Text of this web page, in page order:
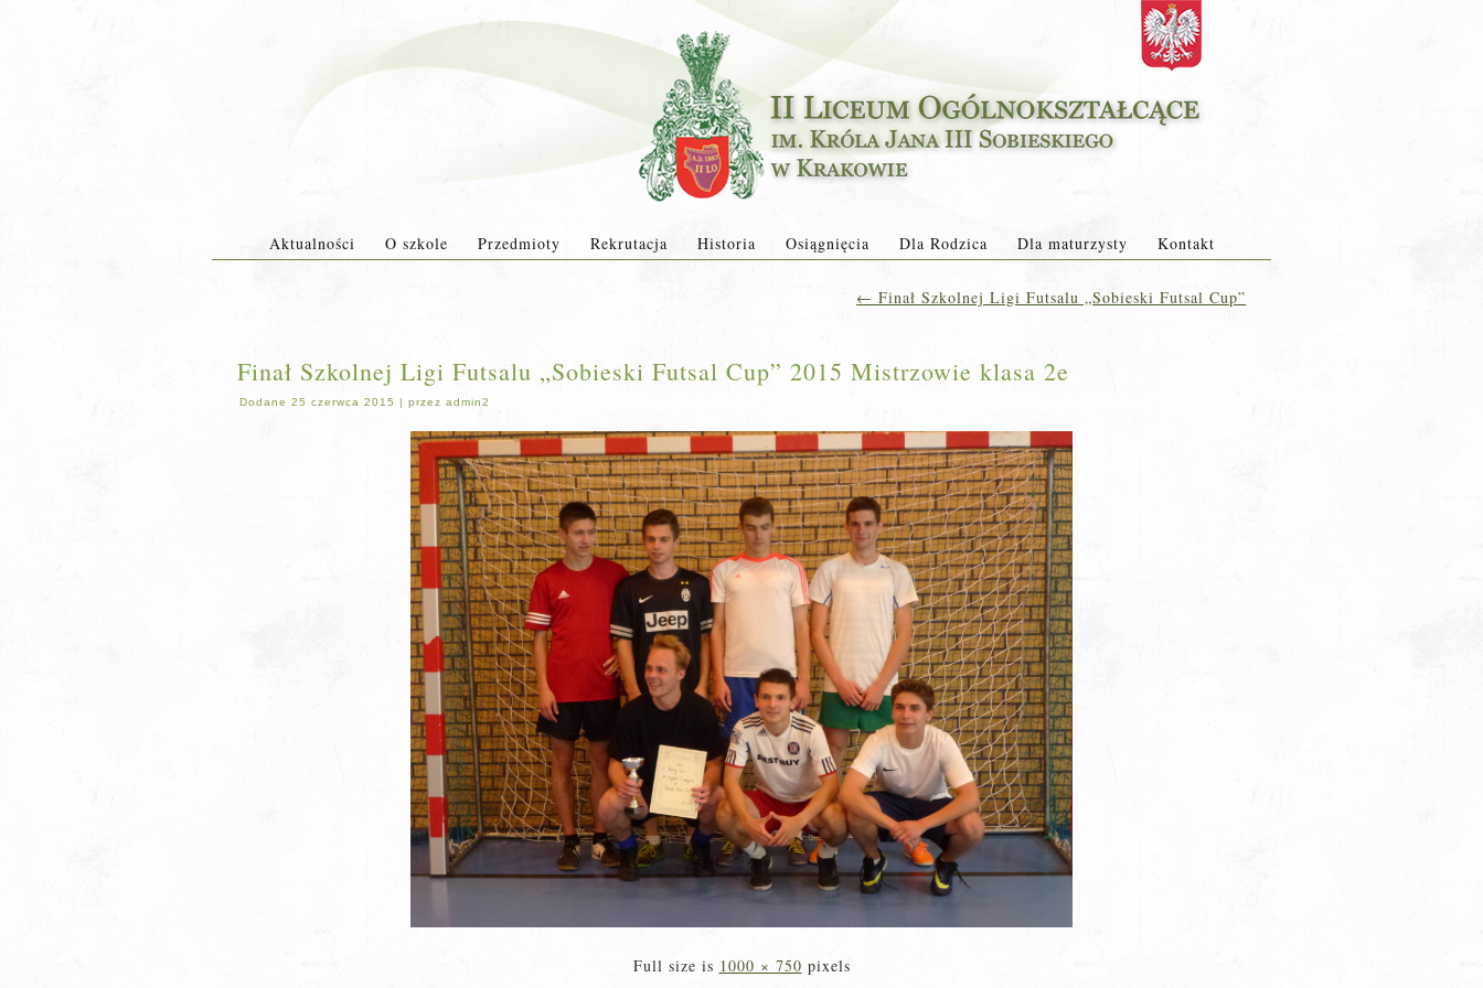
Aktualności O szkole Przedmioty Rekrutacja Historia Osiągnięcia Dla Rodzica Dla maturzysty Kontakt
← Finał Szkolnej Ligi Futsalu „Sobieski Futsal Cup”
Finał Szkolnej Ligi Futsalu „Sobieski Futsal Cup” 2015 Mistrzowie klasa 2e
Dodane 25 czerwca 2015 | przez admin2
Full size is 1000 × 750 pixels